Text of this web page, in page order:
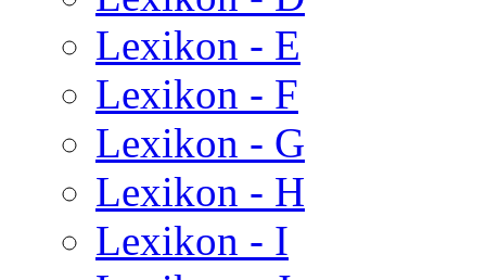
Lexikon - E
Lexikon - F
Lexikon - G
Lexikon - H
Lexikon - I